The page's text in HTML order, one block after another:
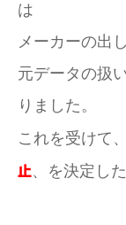
は
メーカーの出
元データの扱
りました。
これを受けて
止、を決定し